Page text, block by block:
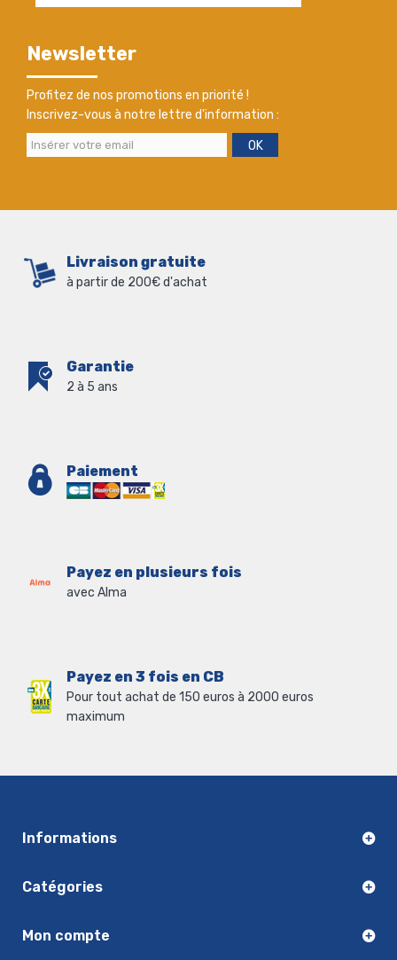
Newsletter
Profitez de nos promotions en priorité !
Inscrivez-vous à notre lettre d'information :
OK
Livraison gratuite
à partir de 200€ d'achat
Garantie
2 à 5 ans
Paiement
Payez en plusieurs fois
avec Alma
Payez en 3 fois en CB
Pour tout achat de 150 euros à 2000 euros
maximum
Informations
Catégories
Mon compte